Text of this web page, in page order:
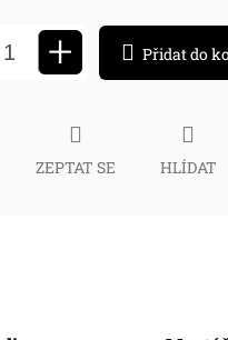
+ Přidat do
ZEPTAT SE HLÍDAT